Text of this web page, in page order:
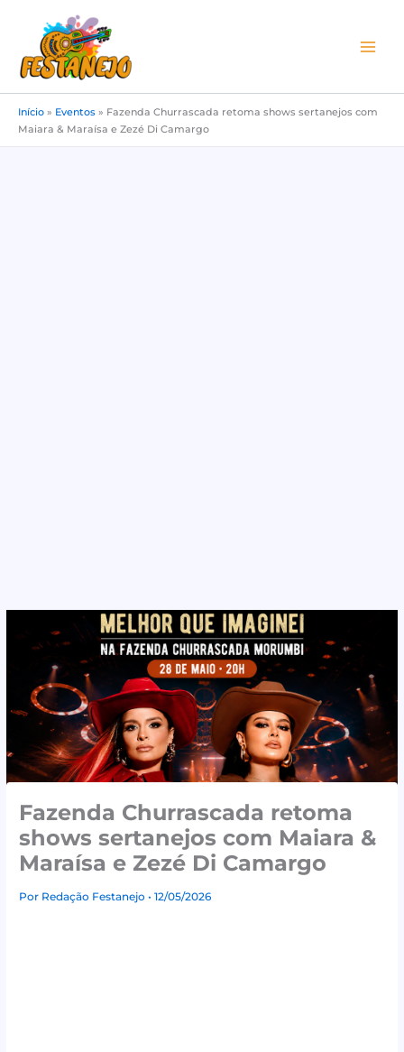
conteúdo
Início » Eventos » Fazenda Churrascada retoma shows sertanejos com
Maiara & Maraísa e Zezé Di Camargo
Fazenda Churrascada retoma
shows sertanejos com Maiara &
Maraísa e Zezé Di Camargo
Por Redação Festanejo• 12/05/2026